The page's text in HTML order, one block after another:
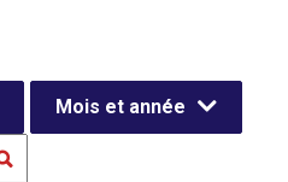
Mois et année